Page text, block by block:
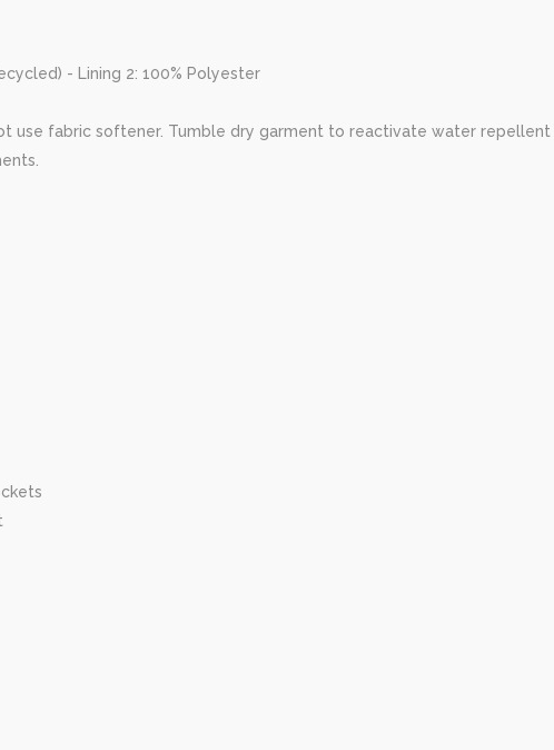
- Lining 2: 100% Polyester
use fabric softener. Tumble dry garment to reactivate water